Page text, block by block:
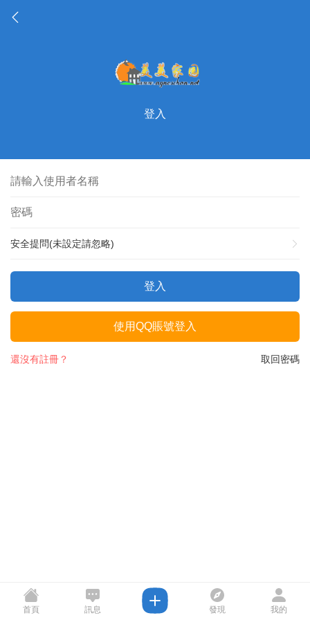
登入
安全提問(未設定請忽略)
登入
使用QQ賬號登入
取回密碼
還沒有註冊？
首頁 訊息 發現 我的